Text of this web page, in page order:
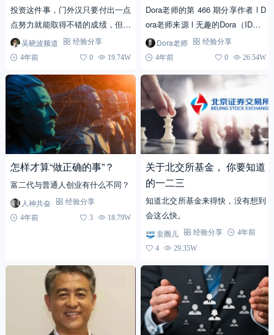
投资这件事，门外汉只要付出一点
点努力就能取得不错的成绩，但想
要超越这唾手可得的成绩，就要付
出极大的努力。——巴菲特 文 /
吴晓波频道
经验分享
4年前
0 19.74W
Dora老师的第 466 期分享作者 l D
ora老师来源 l 无趣的Dora（ID：w
uqudeDora） 大家好，我是Dora老
师。 看标题...
Dora老师
经验分享
4年前
0 26.54W
怎样才算“做正确的事”？
富二代与普通人创业有什么不同？
人神共奋
经验分享
4年前
3 18.79W
关于北交所基金， 你要知道
的一二三
知道北交所基金来得快，没有想到
会这么快。
韭圈儿 经验分享
4年前
4
29.35W